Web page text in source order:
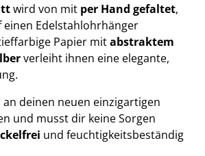
wird von mit per Hand gefaltet,
einen Edelstahlohrhänger
Papier mitabstraktem
verleiht ihnen eine elegante,
deinen neuen einzigartigen
und musst dir keine Sorgen
und feuchtigkeitsbeständig